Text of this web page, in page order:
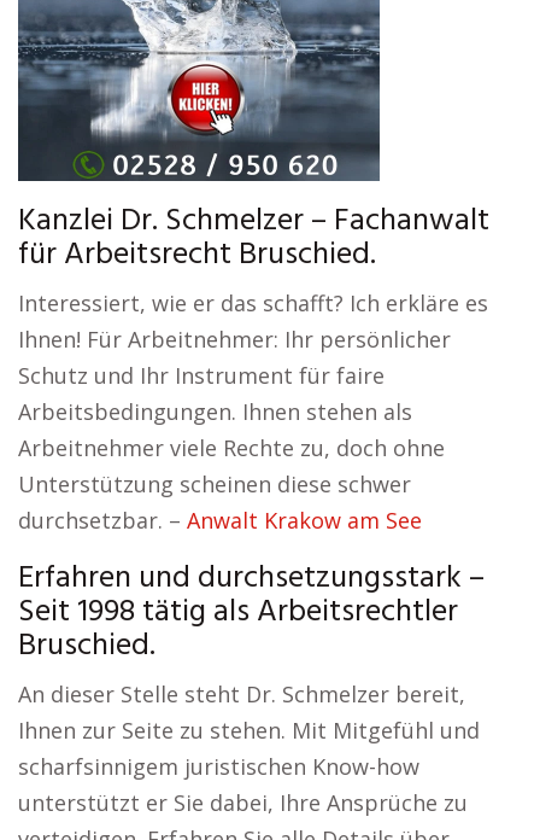
Kanzlei Dr. Schmelzer – Fachanwalt
für Arbeitsrecht Bruschied.
Interessiert, wie er das schafft? Ich erkläre es
Ihnen! Für Arbeitnehmer: Ihr persönlicher
Schutz und Ihr Instrument für faire
Arbeitsbedingungen. Ihnen stehen als
Arbeitnehmer viele Rechte zu, doch ohne
Unterstützung scheinen diese schwer
durchsetzbar. – Anwalt Krakow am See
Erfahren und durchsetzungsstark –
Seit 1998 tätig als Arbeitsrechtler
Bruschied.
An dieser Stelle steht Dr. Schmelzer bereit,
Ihnen zur Seite zu stehen. Mit Mitgefühl und
scharfsinnigem juristischen Know-how
unterstützt er Sie dabei, Ihre Ansprüche zu